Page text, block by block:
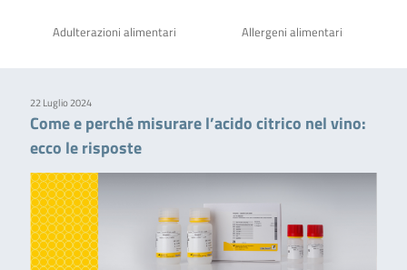
Adulterazioni alimentari Allergeni alimentari
22 Luglio 2024
Come e perché misurare l’acido citrico nel vino:
ecco le risposte